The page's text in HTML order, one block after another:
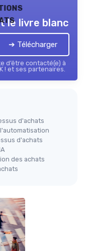
le livre blanc
➔ Télécharger
d’être contacté(e) à
! et ses partenaires.
d'achats
d'achats
des achats